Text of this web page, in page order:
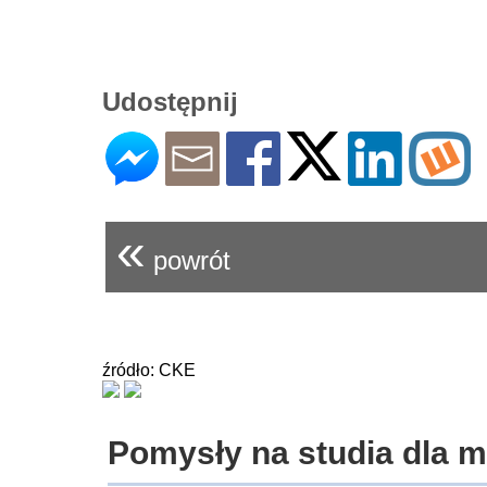
Udostępnij
« powrót
źródło: CKE
Pomysły na studia dla